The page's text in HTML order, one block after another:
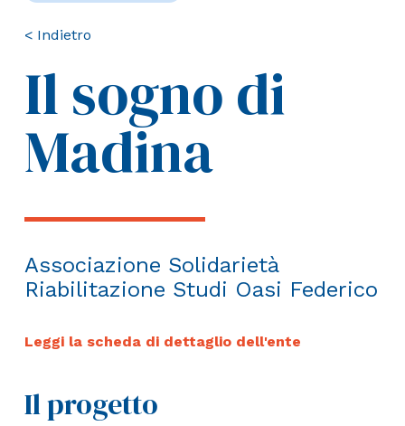
< Indietro
Il sogno di
Madina
Associazione Solidarietà
Riabilitazione Studi Oasi Federico
Leggi la scheda di dettaglio dell'ente
Il progetto